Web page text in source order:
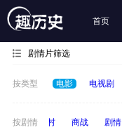
首页
剧情片筛选
按类型 电影 电视剧
按剧情
历史 乡村 商战 剧情